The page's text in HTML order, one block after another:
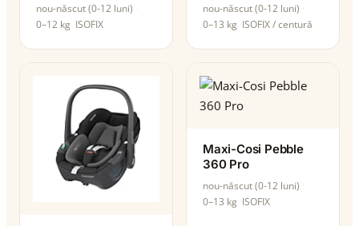
nou-născut (0-12 luni)
0–12 kg ISOFIX
nou-născut (0-12 luni)
0–13 kg ISOFIX / centură
Maxi-Cosi Pebble
360 Pro
nou-născut (0-12 luni)
0–13 kg ISOFIX